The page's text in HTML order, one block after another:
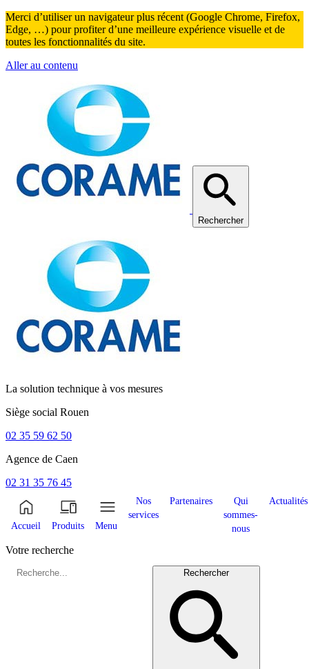
Merci d’utiliser un navigateur plus récent (Google Chrome, Firefox,
Edge, …) pour profiter d’une meilleure expérience visuelle et de
toutes les fonctionnalités du site.
Aller au contenu
Rechercher
La solution technique à vos mesures
Siège social Rouen
02 35 59 62 50
Agence de Caen
02 31 35 76 45
Accueil Produits Menu
Nos
services
Partenaires
Qui
sommes-
nous
Actualités
Votre recherche
Rechercher